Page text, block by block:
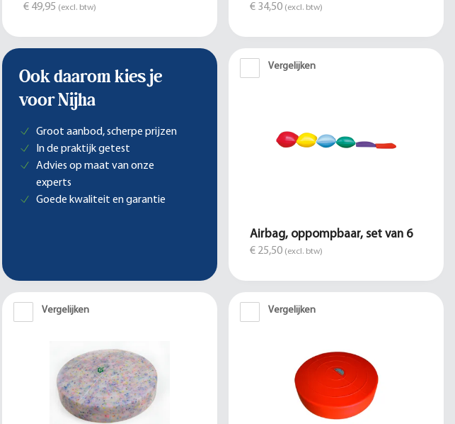
€ 49,95 (excl. btw) € 34,50 (excl. btw)
Ook daarom kies je
voor Nijha
Groot aanbod, scherpe prijzen
In de praktijk getest
Advies op maat van onze
experts
Goede kwaliteit en garantie
Vergelijken
Airbag, oppompbaar, set van 6
€ 25,50 (excl. btw)
Vergelijken Vergelijken